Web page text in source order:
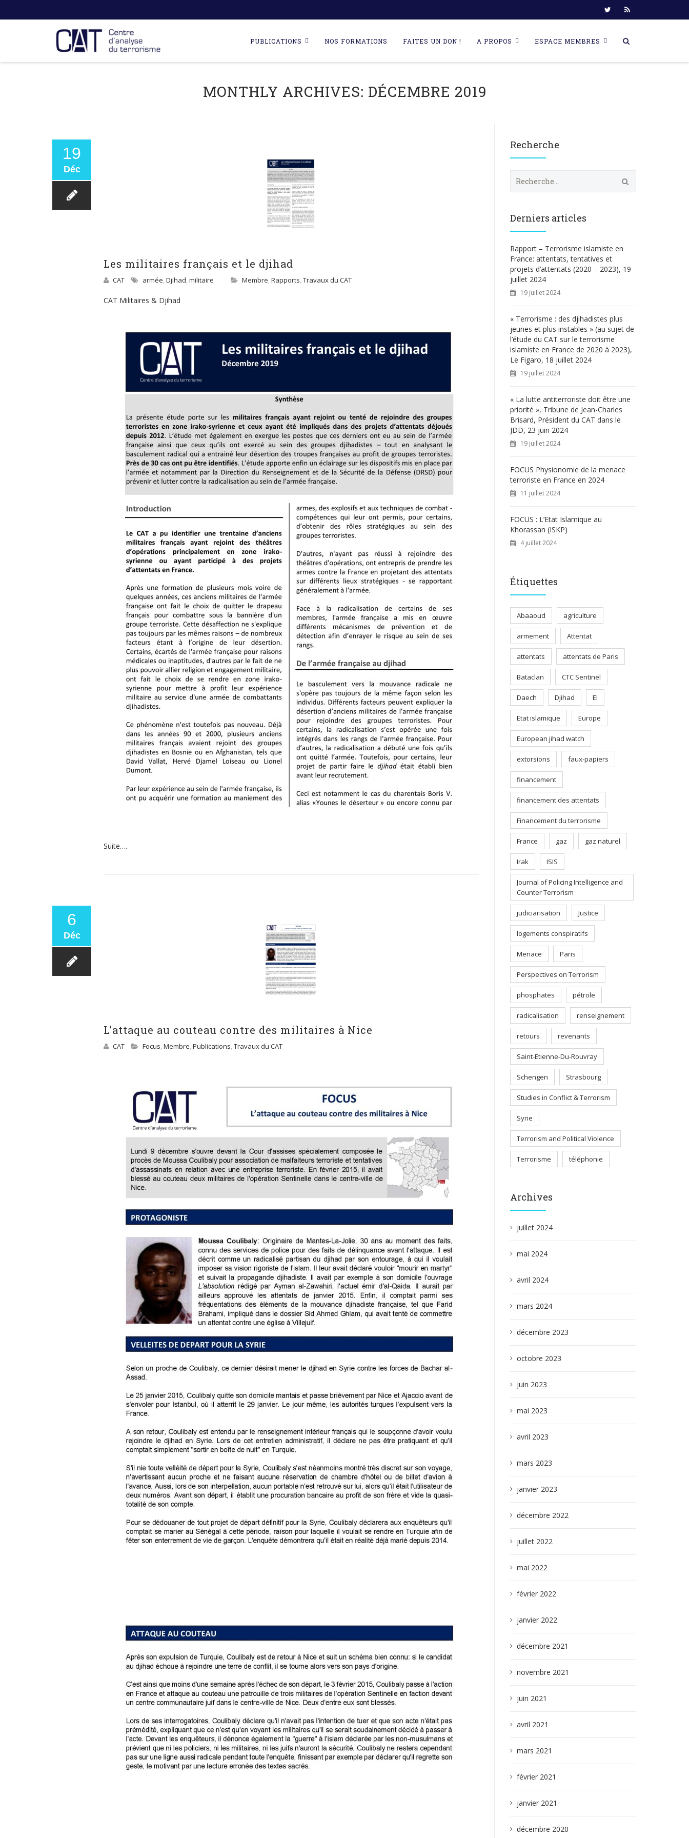
content
PUBLICATIONS NOS FORMATIONS FAITES UN DON ! A PROPOS ESPACE MEMBRES
MONTHLY ARCHIVES: DÉCEMBRE 2019
19
Déc
Les militaires français et le djihad
CAT armée, Djihad, militaire Membre, Rapports, Travaux du CAT
CAT Militaires & Djihad
Suite….
6
Déc
L’attaque au couteau contre des militaires à Nice
CAT Focus, Membre, Publications, Travaux du CAT
Recherche
e
h
e
r
:
Derniers articles
Rapport – Terrorisme islamiste en
France: attentats, tentatives et
projets d’attentats (2020 – 2023), 19
juillet 2024
19 juillet 2024
« Terrorisme : des djihadistes plus
jeunes et plus instables » (au sujet de
l’étude du CAT sur le terrorisme
islamiste en France de 2020 à 2023),
Le Figaro, 18 juillet 2024
19 juillet 2024
« La lutte antiterroriste doit être une
priorité », Tribune de Jean-Charles
Brisard, Président du CAT dans le
JDD, 23 juin 2024
19 juillet 2024
FOCUS Physionomie de la menace
terroriste en France en 2024
11 juillet 2024
FOCUS : L’Etat Islamique au
Khorassan (ISKP)
4 juillet 2024
Étiquettes
Abaaoud agriculture
armement Attentat
attentats attentats de Paris
Bataclan CTC Sentinel
Daech Djihad EI
Etat islamique Europe
European jihad watch
extorsions faux-papiers
financement
financement des attentats
Financement du terrorisme
France gaz gaz naturel
Irak ISIS
Journal of Policing Intelligence and
Counter Terrorism
judiciarisation Justice
logements conspiratifs
Menace Paris
Perspectives on Terrorism
phosphates pétrole
radicalisation renseignement
retours revenants
Saint-Etienne-Du-Rouvray
Schengen Strasbourg
Studies in Conflict & Terrorism
Syrie
Terrorism and Political Violence
Terrorisme téléphonie
Archives
juillet 2024
mai 2024
avril 2024
mars 2024
décembre 2023
octobre 2023
juin 2023
mai 2023
avril 2023
mars 2023
janvier 2023
décembre 2022
juillet 2022
mai 2022
février 2022
janvier 2022
décembre 2021
novembre 2021
juin 2021
avril 2021
mars 2021
février 2021
janvier 2021
décembre 2020